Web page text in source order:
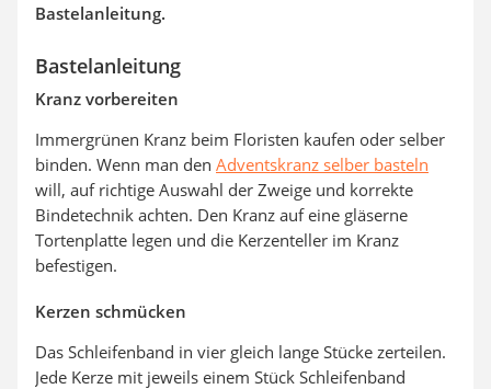
Bastelanleitung.
Bastelanleitung
Kranz vorbereiten
Immergrünen Kranz beim Floristen kaufen oder selber
binden. Wenn man den Adventskranz selber basteln
will, auf richtige Auswahl der Zweige und korrekte
Bindetechnik achten. Den Kranz auf eine gläserne
Tortenplatte legen und die Kerzenteller im Kranz
befestigen.
Kerzen schmücken
Das Schleifenband in vier gleich lange Stücke zerteilen.
Jede Kerze mit jeweils einem Stück Schleifenband